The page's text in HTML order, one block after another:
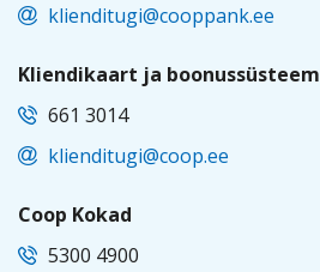
klienditugi@cooppank.ee
Kliendikaart ja boonussüsteem
661 3014
klienditugi@coop.ee
Coop Kokad
5300 4900